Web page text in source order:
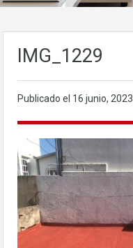
IMG_1229
Publicado el 16 junio, 2023